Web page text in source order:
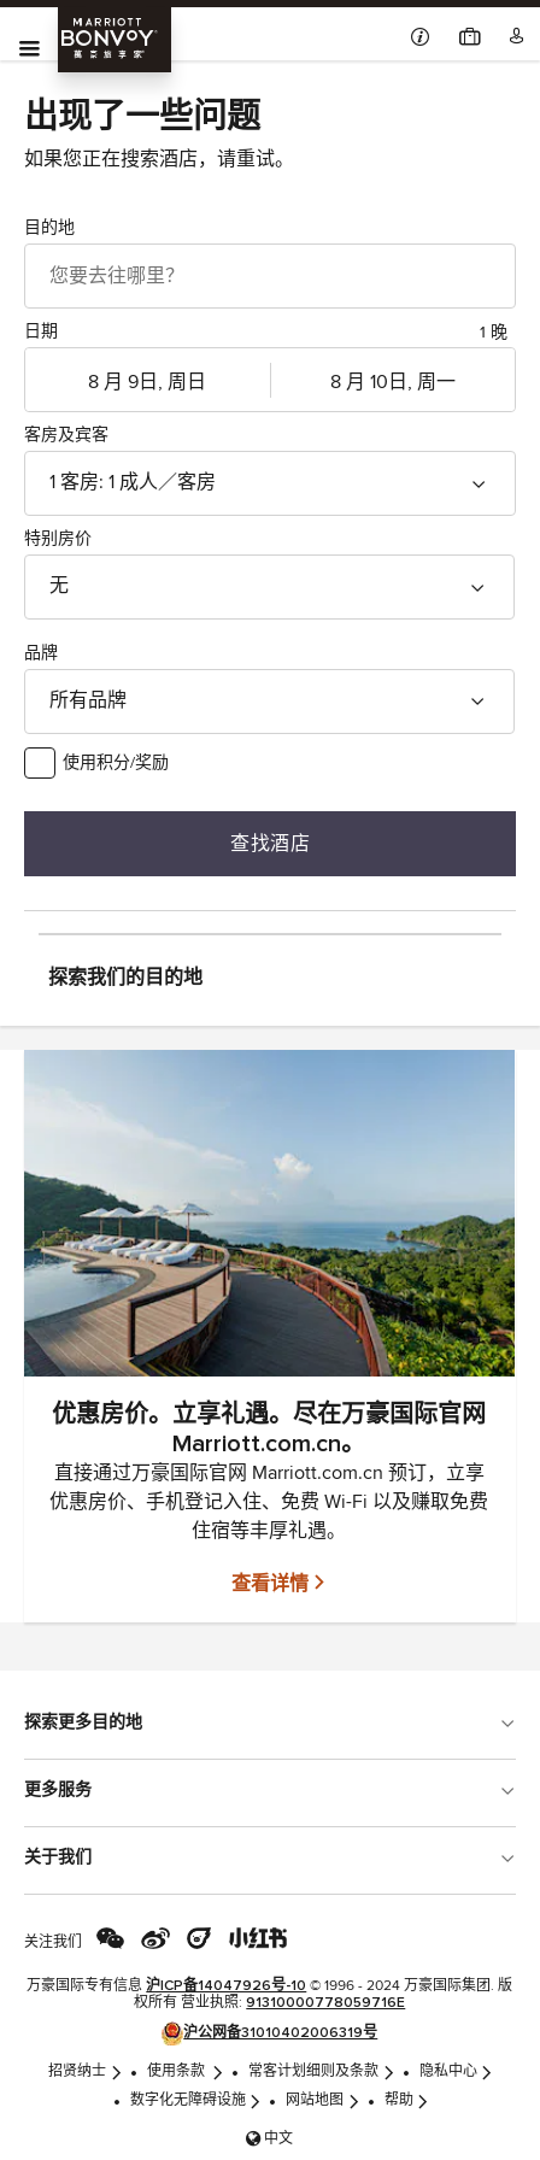
Skip Main Navigation
菜单Marriott
Bonvoy
出现了一些问题
如果您正在搜索酒店，请重试。
目的地
日期 1 晚
登记入住
yy-MM-dd
yy-MM-dd
客房及宾客
1 客房:1 成人 ／客房
特别房价
无
品牌
所有品牌
使用积分/奖励
查找酒店
探索我们的目的地
优惠房价。立享礼遇。尽在万豪国际官网
Marriott.com.cn。
直接通过万豪国际官网 Marriott.com.cn 预订，立享
优惠房价、手机登记入住、免费 Wi-Fi 以及赚取免费
住宿等丰厚礼遇。
查看详情
探索更多目的地
更多服务
关于我们
关注我们
万豪国际专有信息沪ICP备14047926号-10 © 1996 - 2024 万豪国际集团. 版
权所有 营业执照:91310000778059716E
沪公网备31010402006319号
招贤纳士 使用条款 常客计划细则及条款
隐私中心
数字化无障碍设施
网站地图 帮助
中文